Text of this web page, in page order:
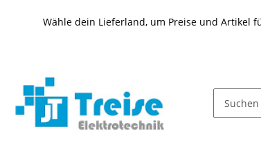
Wähle dein Lieferland, um Preise und Artikel